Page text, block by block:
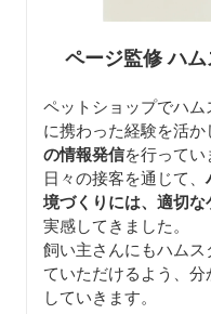
ページ監修 ハ
ペットショップでハ
に携わった経験を活
の情報発信を行ってい
日々の接客を通じて、
境づくりには、適切
実感してきました。
飼い主さんにもハム
ていただけるよう、
していきます。